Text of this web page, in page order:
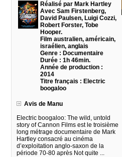
Réalisé par Mark Hartley
Avec Sam Firstenberg,
David Paulsen, Luigi Cozzi,
Robert Forster, Tobe
Hooper.
Film australien, américain,
israélien, anglais
Genre : Documentaire
Durée : 1h 46min.
Année de production :
2014
Titre français : Electric
boogaloo
Avis de Manu
Electric boogaloo: The wild, untold
story of Cannon Films est le troisième
long métrage documentaire de Mark
Hartley consacré au cinéma
d’exploitation anglo-saxon de la
période 70-80 après Not quite ...